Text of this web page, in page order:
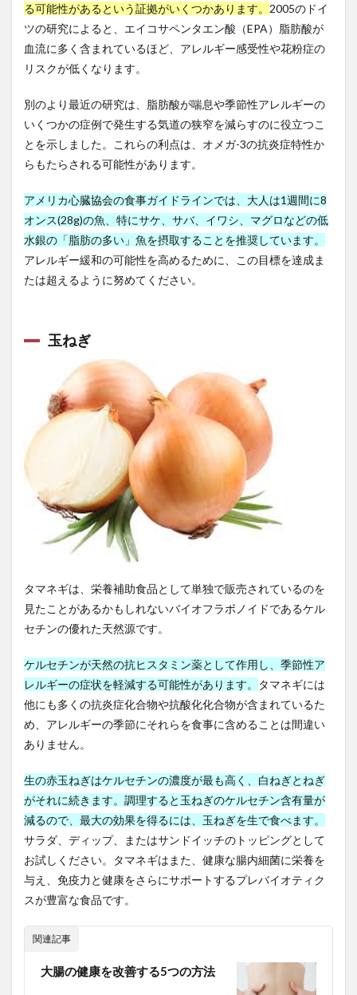
温泉ソムリエ
温泉ソムリエマスター
温泉健康指導士
温泉分析書
温泉水
温泉百貨店
温泉観光実践士
温熱効果
湘南美容外科
満腹ホルモン
溶血性貧血 滋養強壮
滝行
漏電火災警報器
漢方 漢方の効能
漢方外用剤
漢方注射剤
漢方茶
漢方薬
潜在的ディリクレ配分法
潤滑ゼリー
潰瘍性大腸炎
澤田平 火の歴史
火縄銃
炎症性貧血
炭水化物 炭水化物制限
炭焼き
為替リスク
為替リスク管理 烏龍茶
無形資産
無担保ステーブルコイン
無料宿泊
焼肉
爪噛み症
片山潜
牛乳は危険
牡蠣食べ放題
物々交換
物価上昇
物価高騰 物忘れ
特別国会
特別教育 特別電圧
特異値分解 狩猟
狩猟免許
狩猟者登録
独立広場 独立生産者
狭心症
玄米 現代
現代の食文化
現代型栄養失調
現代貨幣理論
現在志向バイアス
現実シミュレーター
環境・エネルギー技術
環境価値
環境難民
瓦屋根
甘草 生きがい
生きるヒント
生体検査
生姜
生活防衛資金
生涯学習 生物製剤
生理不順
生理痛
生理的口臭
生産コスト
生産システム技術
生産プロセス
生産形態
生産性の低下
生産技術の種類
生産技術マネジメント
生産技術マネジメントスキル
生産技術者マネジメント
生産技術者マネジメント資格
生産管理
生産管理技術
生産量管理 生食注意
産熱器官
用語集
田中匡 田中美希
田中角栄
田口善弘
田植え
甲種消防設備士
男性ホルモン
男性ホルモン注射
男性不妊症
男性機能不全
る可能性があるという証拠がいくつかあります。 2005のドイ
ツの研究によると、エイコサペンタエン酸（EPA）脂肪酸が
血流に多く含まれているほど、アレルギー感受性や花粉症の
リスクが低くなります。
別のより最近の研究は、脂肪酸が喘息や季節性アレルギーの
いくつかの症例で発生する気道の狭窄を減らすのに役立つこ
とを示しました。これらの利点は、オメガ-3の抗炎症特性か
らもたらされる可能性があります。
アメリカ心臓協会の食事ガイドラインでは、大人は1週間に8
オンス(28g)の魚、特にサケ、サバ、イワシ、マグロなどの低
水銀の「脂肪の多い」魚を摂取することを推奨しています。
アレルギー緩和の可能性を高めるために、この目標を達成ま
たは超えるように努めてください。
玉ねぎ
タマネギは、栄養補助食品として単独で販売されているのを
見たことがあるかもしれないバイオフラボノイドであるケル
セチンの優れた天然源です。
ケルセチンが天然の抗ヒスタミン薬として作用し、季節性ア
レルギーの症状を軽減する可能性があります。
タマネギには
他にも多くの抗炎症化合物や抗酸化化合物が含まれているた
め、アレルギーの季節にそれらを食事に含めることは間違い
ありません。
生の赤玉ねぎはケルセチンの濃度が最も高く、白ねぎとねぎ
がそれに続きます。調理すると玉ねぎのケルセチン含有量が
減るので、最大の効果を得るには、玉ねぎを生で食べます。
サラダ、ディップ、またはサンドイッチのトッピングとして
お試しください。タマネギはまた、健康な腸内細菌に栄養を
与え、免疫力と健康をさらにサポートするプレバイオティク
スが豊富な食品です。
関連記事
大腸の健康を改善する5つの方法